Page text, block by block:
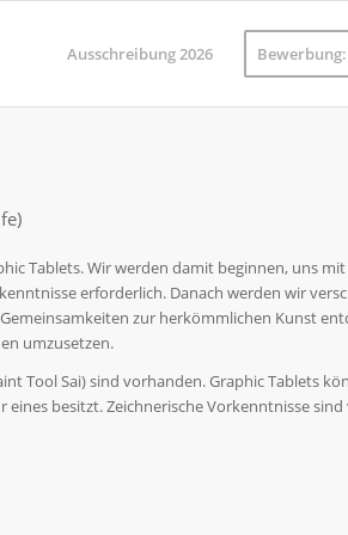
Ausschreibung 2026
Tablets. Wir werden damit beginnen, uns
erforderlich. Danach werden wir
zur herkömmlichen Kunst
umzusetzen.
Tool Sai) sind vorhanden. Graphic Tablets
eines besitzt. Zeichnerische Vorkenntnisse